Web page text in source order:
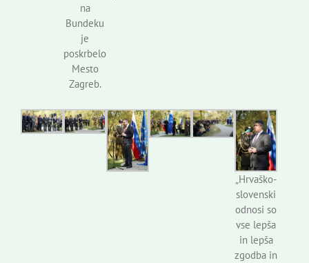
na
Bundeku
je
poskrbelo
Mesto
Zagreb.
„Hrvaško-
slovenski
odnosi so
vse lepša
in lepša
zgodba in